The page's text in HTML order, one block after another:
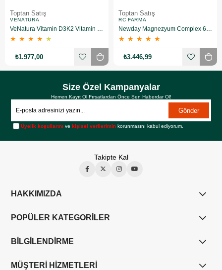
Toptan Satış
VENATURA
VeNatura Vitamin D3K2 Vitamin Takviye Edici Gıda 10 Adet
★ ★ ★ ★ ★
₺1.977,00
Toptan Satış
RC FARMA
Newday Magnezyum Complex 60 Kapsül 10 Adet
★ ★ ★ ★ ★
₺3.446,99
Size Özel Kampanyalar
Hemen Kayıt Ol Fırsatlardan Önce Sen Haberdar Ol!
Gönder
Üyelik koşullarını vekişisel verilerimin korunmasını kabul ediyorum.
Takipte Kal
HAKKIMIZDA
POPÜLER KATEGORİLER
BİLGİLENDİRME
MÜŞTERİ HİZMETLERİ